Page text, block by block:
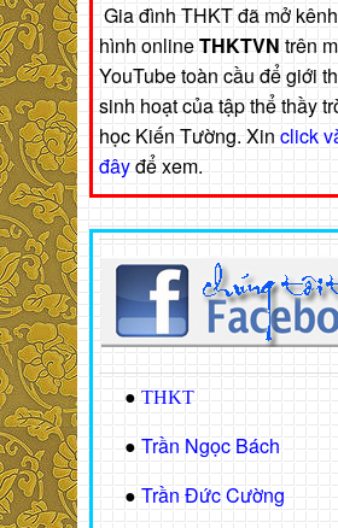
Gia đình THKT đã mở
hình onlineTHKTVN trên
YouTube toàn cầu để giới
sinh hoạt của tập thể thầy
học Kiến Tường. Xin click
đâyđể xem.
● THKT
● Trần Ngọc Bách
● Trần Đức Cường